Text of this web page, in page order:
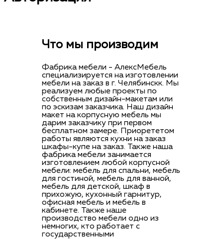
Фабрика мебели - АлексМебель
специализируется на изготовлении
мебели на заказ в г. Челябинскк. Мы
реализуем любые проекты по
собственным дизайн-макетам или
по эскизам заказчика. Наш дизайн
макет на корпусную мебель мы
дарим заказчику при первом
бесплатном замере. Приорететом
работы являются кухни на заказ
шкафы-купе на заказ. Также наша
фабрика мебели занимается
изготовлением любой корпусной
мебели: мебель для спальни, мебель
для гостиной, мебель для ванной,
мебель для детской, шкаф в
прихожую, кухонный гарнитур,
офисная мебель и мебель в
кабинете. Также наше
производство мебели одно из
немногих, кто работает с
государственными
Что мы производим